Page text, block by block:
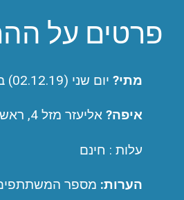
פרטים על
מתי? יום שני (02.12.19) בשעה 19:00
איפה? אליעזר מזל 4, ראשל"צ (ראו מפה בתחתית העמוד)
עלות : חינם
הערות: